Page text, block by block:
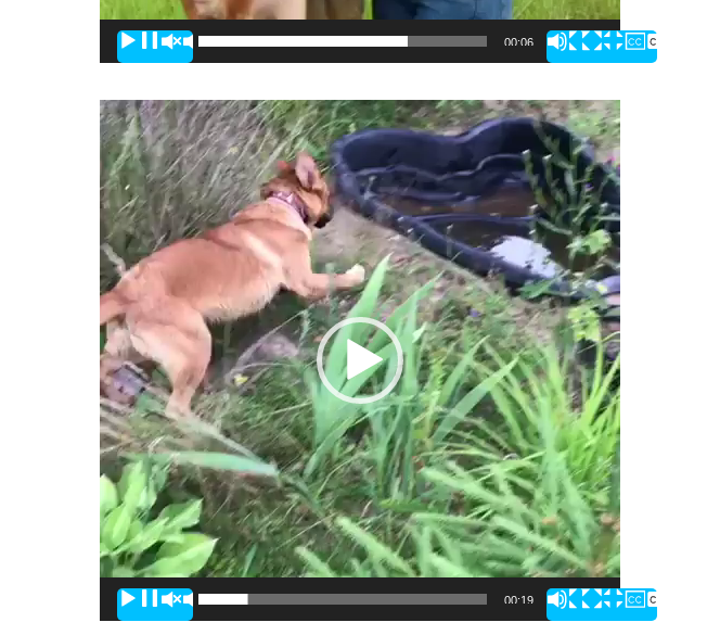
00:00 00:06
Видеоплеер
00:00 00:19